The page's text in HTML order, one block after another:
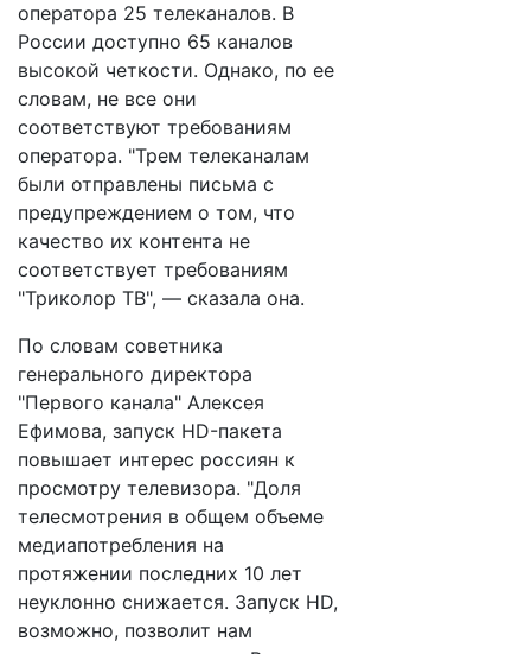
оператора 25 телеканалов. В
России доступно 65 каналов
высокой четкости. Однако, по ее
словам, не все они
соответствуют требованиям
оператора. "Трем телеканалам
были отправлены письма с
предупреждением о том, что
качество их контента не
соответствует требованиям
"Триколор ТВ", — сказала она.
По словам советника
генерального директора
"Первого канала" Алексея
Ефимова, запуск HD-пакета
повышает интерес россиян к
просмотру телевизора. "Доля
телесмотрения в общем объеме
медиапотребления на
протяжении последних 10 лет
неуклонно снижается. Запуск HD,
возможно, позволит нам